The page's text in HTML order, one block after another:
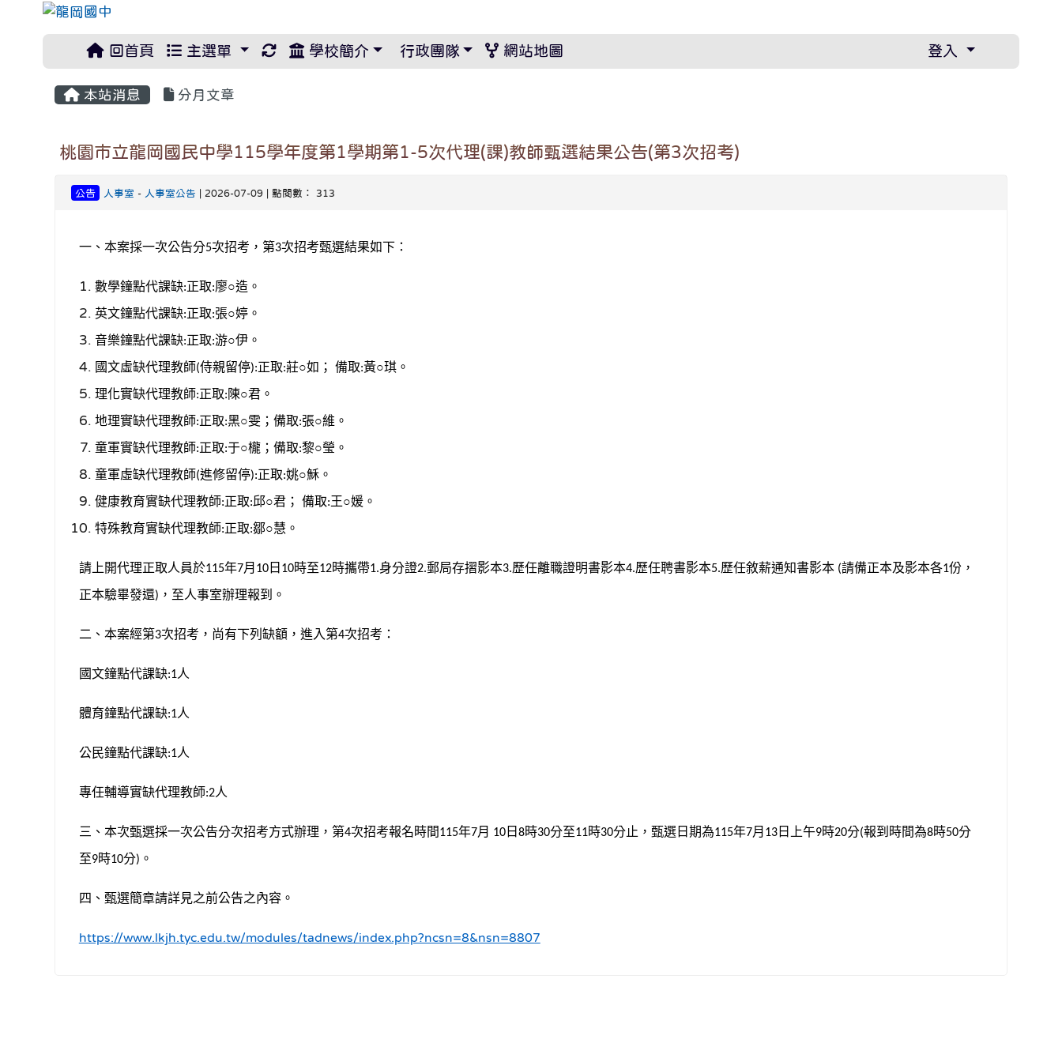
回首頁 主選單 重新取得佈景設定
學校簡介 行政團隊 網站地圖 登入
本站消息 分月文章
桃園市立龍岡國民中學115學年度第1學期第1-5次代理(課)教師甄選結果公告(第3次招考)
公告 人事室 - 人事室公告 | 2026-07-09 | 點閱數： 313
一、本案採一次公告分5次招考，第3次招考甄選結果如下：
數學鐘點代課缺:正取:廖○造。
英文鐘點代課缺:正取:張○婷。
音樂鐘點代課缺:正取:游○伊。
國文虛缺代理教師(侍親留停):正取:莊○如； 備取:黃○琪。
理化實缺代理教師:正取: 陳○君。
地理實缺代理教師:正取:黑○雯； 備取:張○維。
童軍實缺代理教師:正取:于○櫳； 備取:黎○瑩。
童軍虛缺代理教師(進修留停):正取:姚○穌。
健康教育實缺代理教師:正取: 邱○君； 備取:王○媛。
特殊教育實缺代理教師:正取:鄒○慧。
請上開代理正取人員於115年7月 10日 10時至12時攜帶1.身分證2.郵局存摺影本3.歷任離職證明書影本4.歷任聘書影本5.歷任敘薪通知書影本(請備正本及影本各1份，
正本驗畢發還) ，至人事室辦理報到。
二、本案經第3次招考，尚有下列缺額，進入第4次招考：
國文鐘點代課缺:1人
體育鐘點代課缺:1人
公民鐘點代課缺:1人
專任輔導實缺代理教師:2人
三、本次甄選採一次公告分次招考方式辦理，第4次招考報名時間115年7月 10日 8時30分至11時30分止，甄選日期為115年7月 13日上午9時20分(報到時間為8時50分
至9時10分) 。
四、甄選簡章請詳見之前公告之內容。
https://www.lkjh.tyc.edu.tw/modules/tadnews/index.php?ncsn=8&nsn=8807